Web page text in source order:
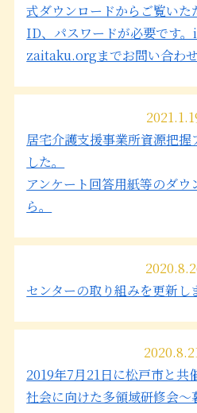
式ダウンロードからご覧いた
ID、パスワードが必要です
zaitaku.orgまでお問い合わせ
居宅介護支援事業所資源把握
した。
アンケート回答用紙等のダウ
ら。
センターの取り組みを更新し
2019年7月21日に松戸市と共
社会に向けた多領域研修会～